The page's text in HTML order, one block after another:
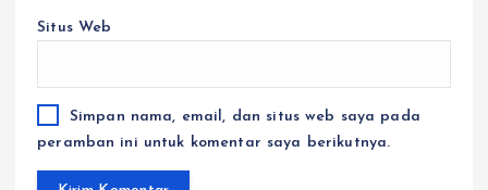
Situs Web
Simpan nama, email, dan situs web saya pada
peramban ini untuk komentar saya berikutnya.